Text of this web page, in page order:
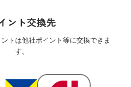
ント交換先
トは他社ポイント等に交換できま
す。